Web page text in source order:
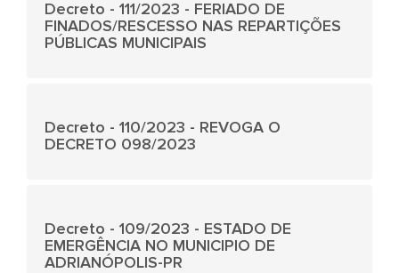
Decreto - 111/2023 - FERIADO DE
FINADOS/RESCESSO NAS REPARTIÇÕES
PÚBLICAS MUNICIPAIS
Decreto - 110/2023 - REVOGA O
DECRETO 098/2023
Decreto - 109/2023 - ESTADO DE
EMERGÊNCIA NO MUNICIPIO DE
ADRIANÓPOLIS-PR